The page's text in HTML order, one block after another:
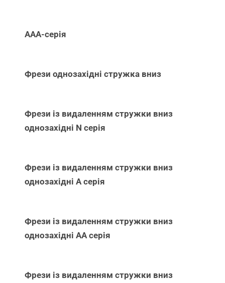
ААА-серія
Фрези однозахідні стружка вниз
Фрези із видаленням стружки вниз
однозахідні N серія
Фрези із видаленням стружки вниз
однозахідні А серія
Фрези із видаленням стружки вниз
однозахідні АА серія
Фрези із видаленням стружки вниз